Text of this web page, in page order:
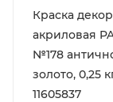
Краска
акриловая
№178
золото, 0,25
11605837